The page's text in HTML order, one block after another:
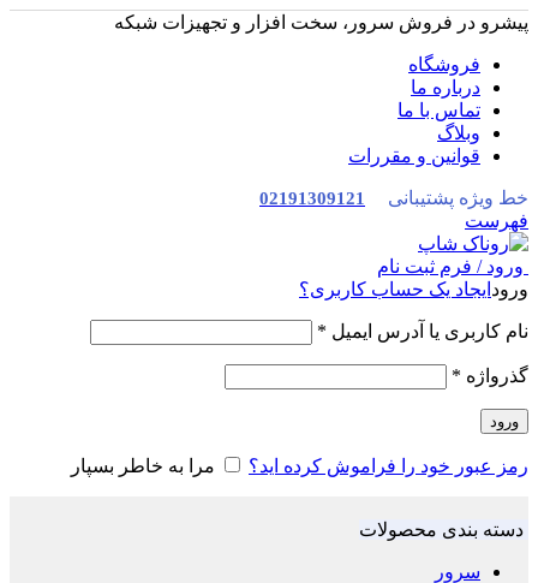
پیشرو در فروش سرور، سخت افزار و تجهیزات شبکه
فروشگاه
درباره ما
تماس با ما
وبلاگ
قوانین و مقررات
خط ویژه پشتیبانی 02191309121
فهرست
ورود / فرم ثبت نام
ورود ایجاد یک حساب کاربری؟
نام کاربری یا آدرس ایمیل *
گذرواژه *
ورود
رمز عبور خود را فراموش کرده اید؟ مرا به خاطر بسپار
دسته بندی محصولات
سرور